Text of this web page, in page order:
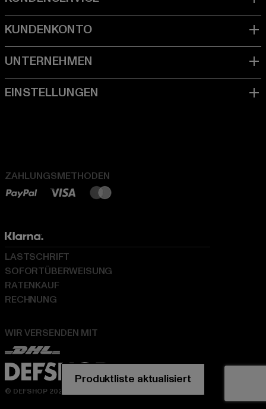
ZAHLUNGSMETHODEN
WIR VERSENDEN MIT
LASTSCHRIFT
SOFORTÜBERWEISUNG
RATENKAUF
RECHNUNG
© DEFSHOP 2026. Alle Rechte vorbehalten